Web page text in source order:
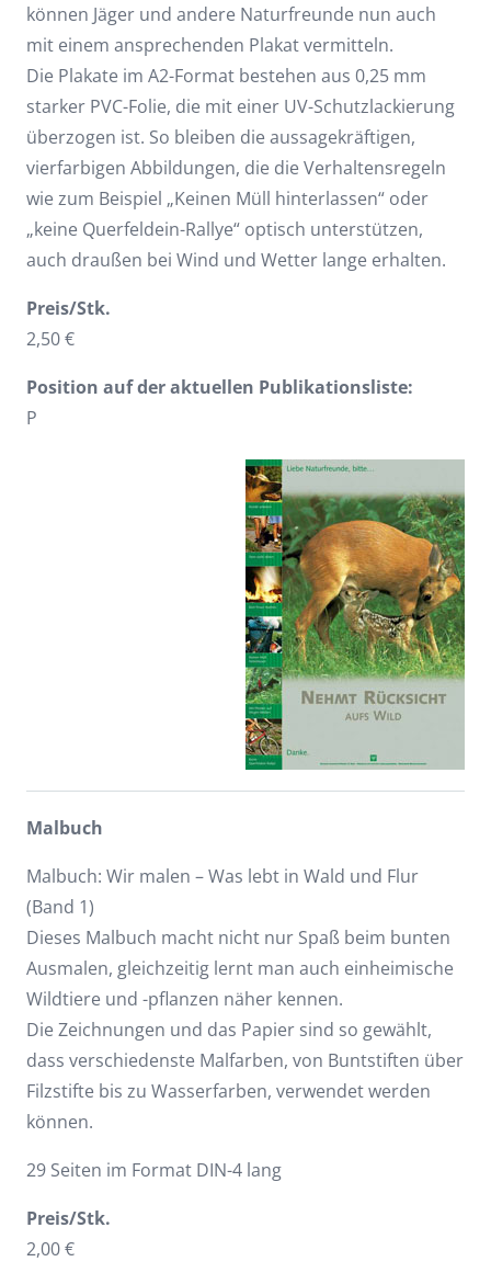
können Jäger und andere Naturfreunde nun auch
mit einem ansprechenden Plakat vermitteln.
Die Plakate im A2-Format bestehen aus 0,25 mm
starker PVC-Folie, die mit einer UV-Schutzlackierung
überzogen ist. So bleiben die aussagekräftigen,
vierfarbigen Abbildungen, die die Verhaltensregeln
wie zum Beispiel „Keinen Müll hinterlassen“ oder
„keine Querfeldein-Rallye“ optisch unterstützen,
auch draußen bei Wind und Wetter lange erhalten.
Preis/Stk.
2,50 €
Position auf der aktuellen Publikationsliste:
P
Malbuch
Malbuch: Wir malen – Was lebt in Wald und Flur
(Band 1)
Dieses Malbuch macht nicht nur Spaß beim bunten
Ausmalen, gleichzeitig lernt man auch einheimische
Wildtiere und -pflanzen näher kennen.
Die Zeichnungen und das Papier sind so gewählt,
dass verschiedenste Malfarben, von Buntstiften über
Filzstifte bis zu Wasserfarben, verwendet werden
können.
29 Seiten im Format DIN-4 lang
Preis/Stk.
2,00 €